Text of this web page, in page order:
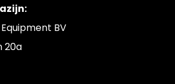
BV
20a